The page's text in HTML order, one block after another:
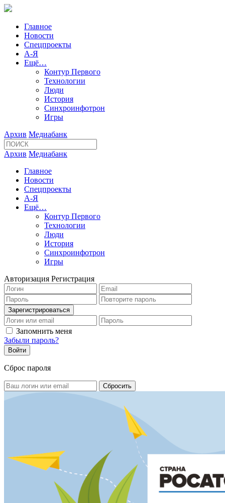
Главное
Новости
Спецпроекты
А-Я
Ещё…
Контур Первого
Технологии
Люди
История
Синхроинфотрон
Игры
Архив Медиабанк
Архив Медиабанк
Главное
Новости
Спецпроекты
А-Я
Ещё…
Контур Первого
Технологии
Люди
История
Синхроинфотрон
Игры
Авторизация Регистрация
Запомнить меня
Забыли пароль?
Сброс пароля